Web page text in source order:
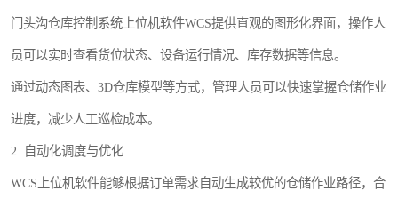
门头沟仓库控制系统上位机软件WCS提供直观的图形化界面，操作人
员可以实时查看货位状态、设备运行情况、库存数据等信息。
通过动态图表、3D仓库模型等方式，管理人员可以快速掌握仓储作业
进度，减少人工巡检成本。
2. 自动化调度与优化
WCS上位机软件能够根据订单需求自动生成较优的仓储作业路径，合